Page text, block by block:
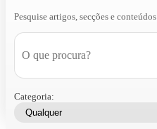
Pesquise artigos, secções e conteúdos
Categoria: